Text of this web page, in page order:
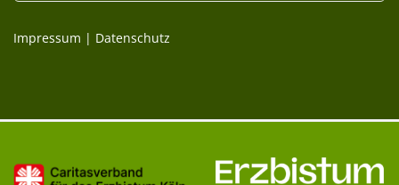
Impressum | Datenschutz